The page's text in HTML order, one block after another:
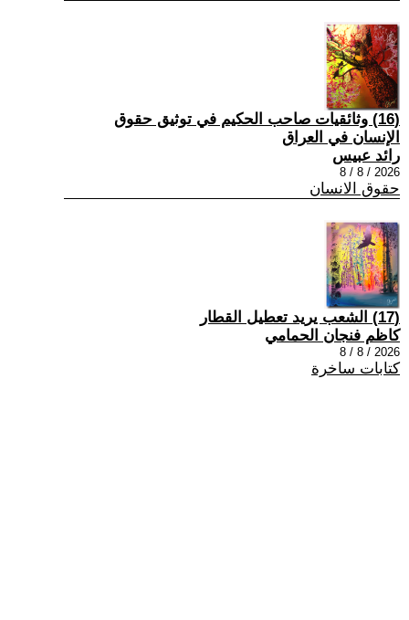
(16) وثائقيات صاحب الحكيم في توثيق حقوق
الإنسان في العراق
رائد عبيس
2026 / 8 / 8
حقوق الانسان
(17) الشعب يريد تعطيل القطار
كاظم فنجان الحمامي
2026 / 8 / 8
كتابات ساخرة